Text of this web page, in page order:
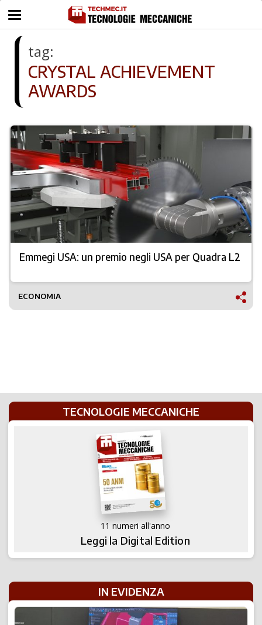
tag:
CRYSTAL ACHIEVEMENT
AWARDS
Emmegi USA: un premio negli USA per Quadra L2
ECONOMIA
TECNOLOGIE MECCANICHE
11 numeri all'anno
Leggi la Digital Edition
IN EVIDENZA